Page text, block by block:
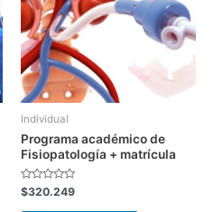
Individual
Programa académico de
Fisiopatología + matrícula
Valorado
con
0
$320.249